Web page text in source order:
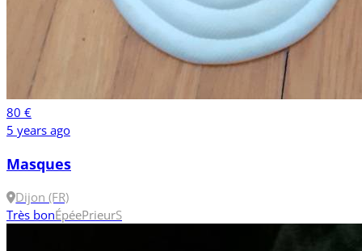
80 €
5 years ago
Masques
Dijon (FR)
Très bonÉpéePrieurS